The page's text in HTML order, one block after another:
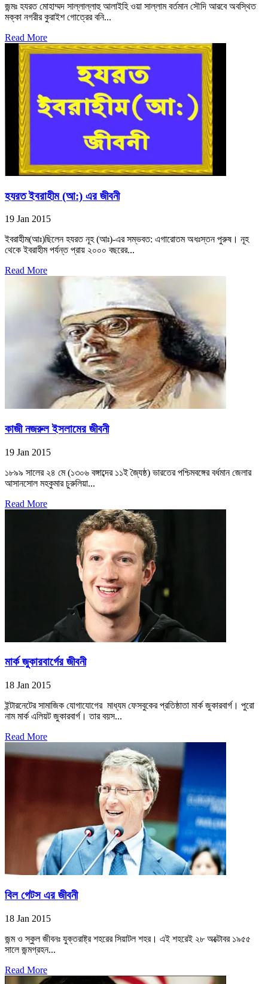
জন্মঃ হযরত মোহাম্মদ সাল্লাল্লাহু আলাইহি ওয়া সাল্লাম বর্তমান সৌদি আরবে অবস্থিত
মক্কা নগরীর কুরাইশ গোত্রের বনি...
Read More
হযরত ইবরাহীম (আ:) এর জীবনী
19 Jan 2015
ইবরাহীম(আঃ)ছিলেন হযরত নূহ (আঃ)-এর সম্ভবত: এগারোতম অধঃস্তন পুরুষ। নূহ
থেকে ইবরাহীম পর্যন্ত প্রায় ২০০০ বছরের...
Read More
কাজী নজরুল ইসলামের জীবনী
19 Jan 2015
১৮৯৯ সালের ২৪ মে (১৩০৬ বঙ্গাব্দের ১১ই জ্যৈষ্ঠ) ভারতের পশ্চিমবঙ্গের বর্ধমান জেলার
আসানসোল মহকুমার চুরুলিয়া...
Read More
মার্ক জুকারবার্গের জীবনী
18 Jan 2015
ইন্টারনেটের সামাজিক যোগাযোগের মাধ্যম ফেসবুকের প্রতিষ্ঠাতা মার্ক জুকারবার্গ। পুরো
নাম মার্ক এলিয়ট জুকারবার্গ। তার বয়স...
Read More
বিল গেটস এর জীবনী
18 Jan 2015
জন্ম ও স্কুল জীবনঃ যুক্তরাষ্ট্র শহরের সিয়াটল শহর। এই শহরেই ২৮ অক্টোবর ১৯৫৫
সালে জন্মগ্রহন...
Read More